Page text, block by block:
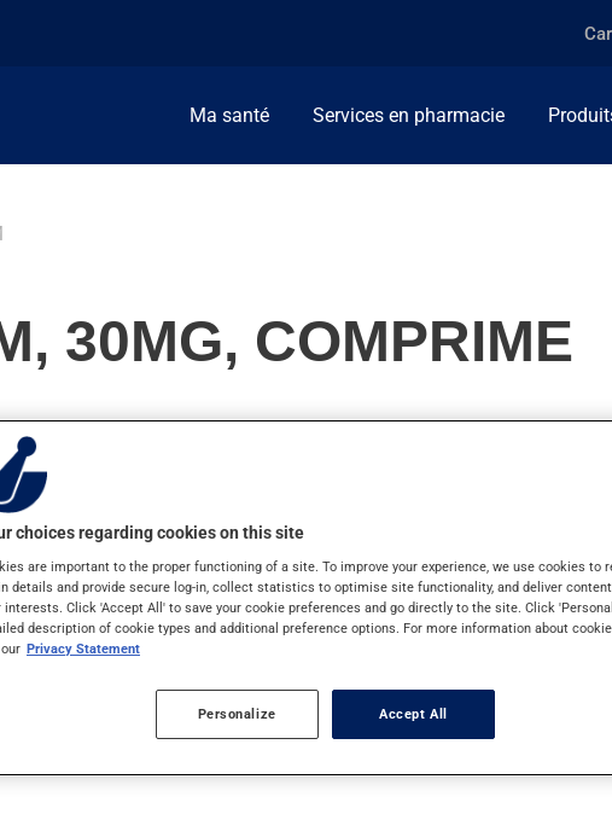
Ma santé Services en pharmacie
30MG, COMPRIME
Habituellement, on l'utilise pour combattre la nervosité et
lesquelles on l'utilise. Selon les circonstances, il peut être utilisé
de la santé. Il est déconseillé de cesser brusquement de
en avec votre pharmacien.
sans égard aux repas ou aux collations. La prise d'alcool peut
choices regarding cookies on this site
are important to the proper functioning of a site. To improve your experience, we use cookies to
details and provide secure log-in, collect statistics to optimise site functionality, and deliver
interests. Click 'Accept All' to save your cookie preferences and go directly to the site. Click
description of cookie types and additional preference options. For more information about
Privacy Statement
Personalize Accept All